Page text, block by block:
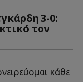
3-0:
τον